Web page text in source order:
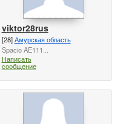
viktor28rus
[28]Амурская область
Spacio AE111...
Написать
сообщение